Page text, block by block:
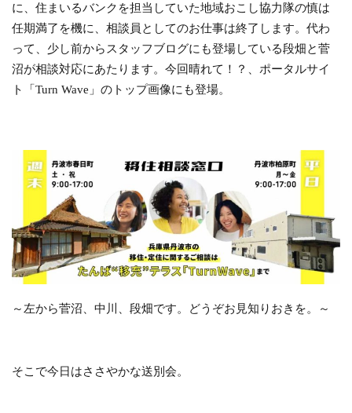
に、住まいるバンクを担当していた地域おこし協力隊の慎は
任期満了を機に、相談員としてのお仕事は終了します。代わ
って、少し前からスタッフブログにも登場している段畑と菅
沼が相談対応にあたります。今回晴れて！？、ポータルサイ
ト「 Turn Wave 」のトップ画像にも登場。
～左から菅沼、中川、段畑です。どうぞお見知りおきを。～
そこで今日はささやかな送別会。